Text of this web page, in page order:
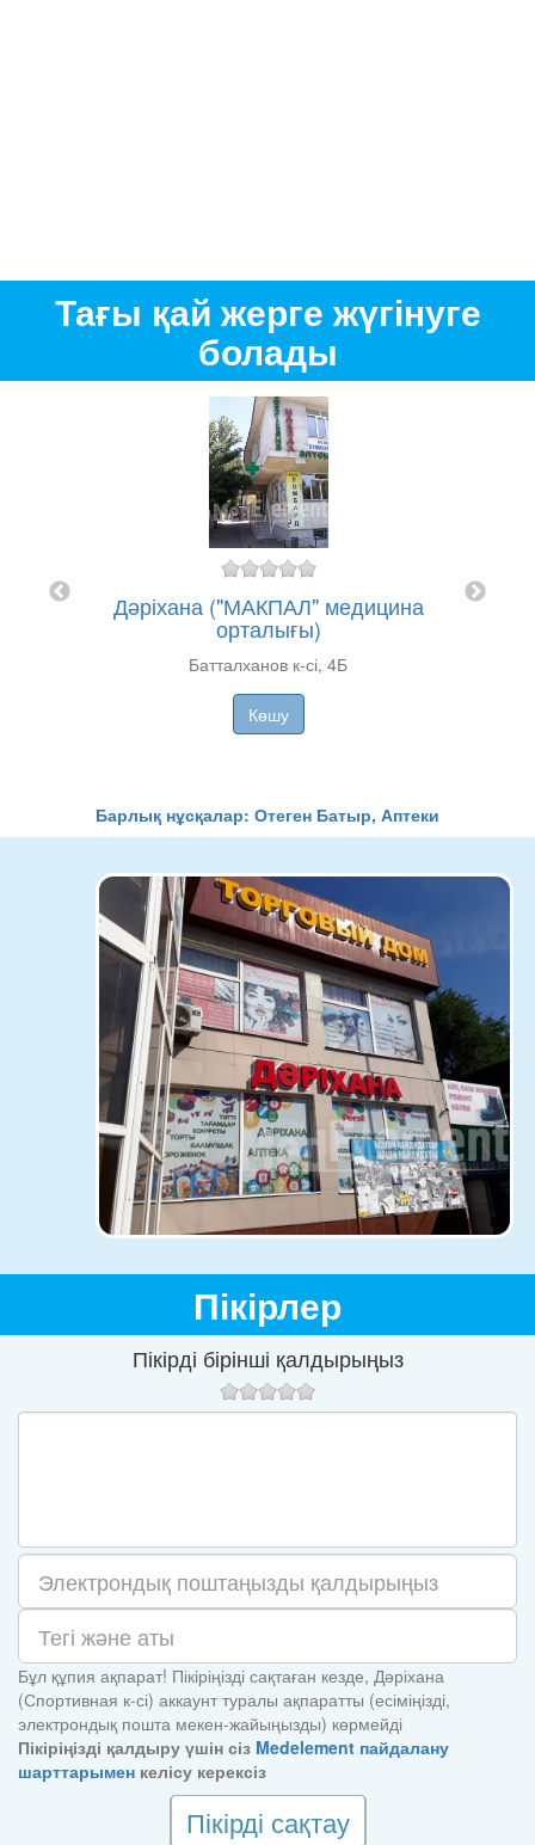
Тағы қай жерге жүгінуге
болады
Дәріхана ("МАКПАЛ" медицина
орталығы)
Батталханов к-сі, 4Б
Көшу
Барлық нұсқалар: Отеген Батыр, Аптеки
Пікірлер
Пікірді бірінші қалдырыңыз
Бұл құпия ақпарат! Пікіріңізді сақтаған кезде, Дәріхана
(Спортивная к-сі) аккаунт туралы ақпаратты (есіміңізді,
электрондық пошта мекен-жайыңызды) көрмейді
Пікіріңізді қалдыру үшін сіз Medelement пайдалану
шарттарымен келісу керексіз
Пікірді сақтау